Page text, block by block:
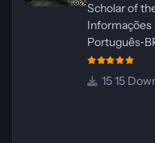
Scholar of
Informações
Suportado:
Atualização:
15